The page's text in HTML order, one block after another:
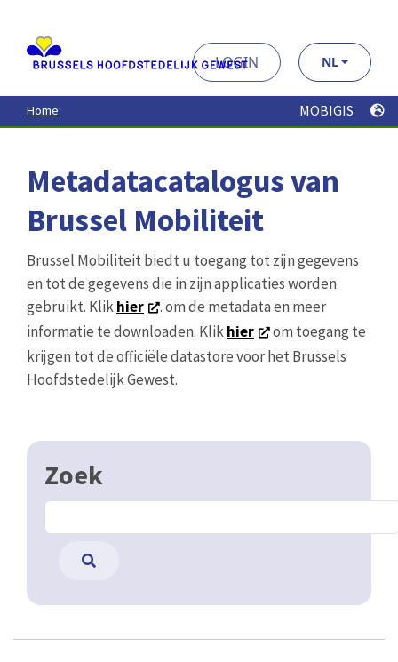
contenu
principal
LOGIN
MOBIGIS
Metadatacatalogus van
Brussel Mobiliteit
Brussel Mobiliteit biedt u toegang tot zijn gegevens
en tot de gegevens die in zijn applicaties worden
gebruikt. Klik hier
. om de metadata en meer
informatie te downloaden. Klik hier
om toegang te
krijgen tot de officiële datastore voor het Brussels
Hoofdstedelijk Gewest.
Zoek